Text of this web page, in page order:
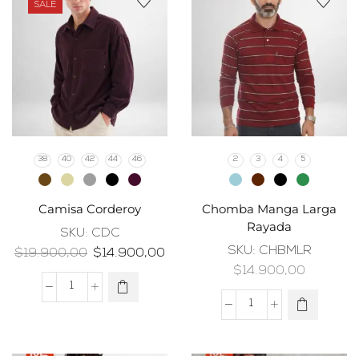
SALE
38 40 42 44 46
Camisa Corderoy
SKU: CDC
$19.900,00 $14.900,00
2 3 4 5
Chomba Manga Larga
Rayada
SKU: CHBMLR
$14.900,00